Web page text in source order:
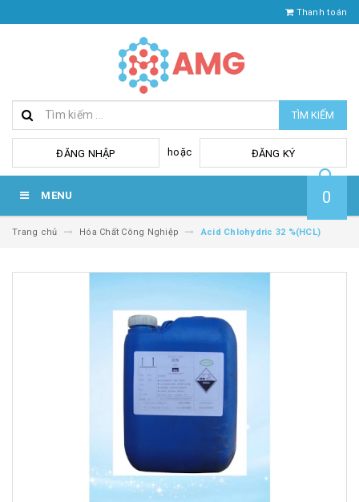
Thanh toán
TÌM KIẾM
ĐĂNG NHẬP hoặc ĐĂNG KÝ
MENU 0
Trang chủ Hóa Chất Công Nghiệp Acid Chlohydric 32 %(HCL)